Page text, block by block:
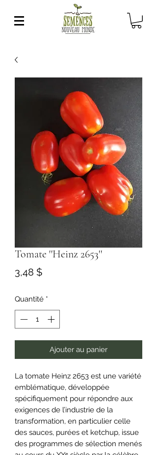
Tomate ''Heinz 2653''
3,48 $Prix
Quantité *
Ajouter au panier
La tomate Heinz 2653 est une variété
emblématique, développée
spécifiquement pour répondre aux
exigences de l’industrie de la
transformation, en particulier celle
des sauces, purées et ketchup, issue
des programmes de sélection menés